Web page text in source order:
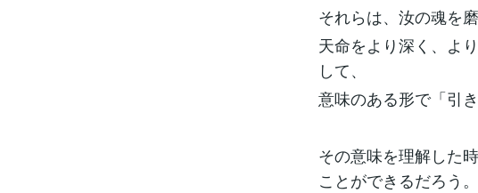
それらは、汝の魂を
天命をより深く、よ
して、
意味のある形で「引
その意味を理解した
ことができるだろう。